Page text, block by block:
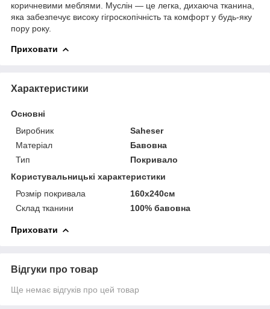
коричневими меблями. Муслін — це легка, дихаюча тканина,
яка забезпечує високу гігроскопічність та комфорт у будь-яку
пору року.
Приховати
Характеристики
Основні
Виробник
Saheser
Матеріал
Бавовна
Тип
Покривало
Користувальницькі характеристики
Розмір покривала
160х240см
Склад тканини
100% бавовна
Приховати
Відгуки про товар
Ще немає відгуків про цей товар